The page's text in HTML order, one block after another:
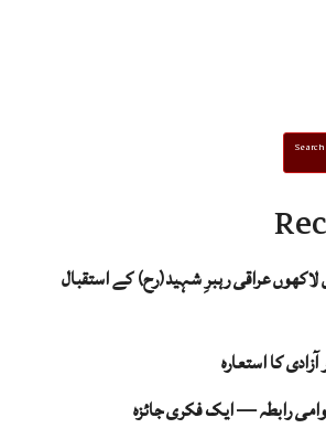
Search
عراقی رہبرِ شہید(رح) کے استقبال
کا استعارہ
رابطہ — ایک فکری جائزہ